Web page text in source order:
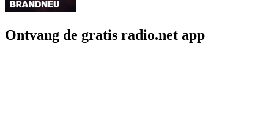
Ontvang de gratis radio.net app